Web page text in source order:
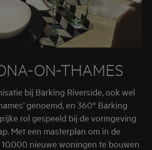
ON-THAMES
genoemd, en 360° Barking
rol gespeeld bij de vormgeving
Met een masterplan om in de
10.000 nieuwe woningen te bouwen